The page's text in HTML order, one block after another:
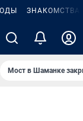
ЗНАКОМСТВА
Мост в Шаманке